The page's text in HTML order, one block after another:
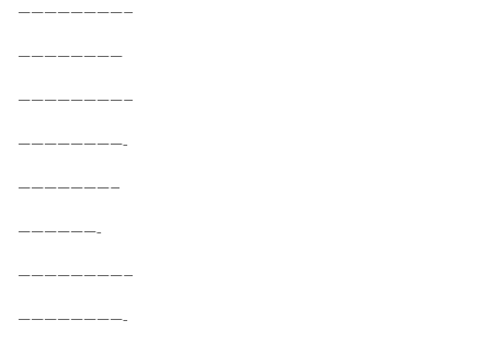
————————–
————————
————————–
————————-
———————–
——————-
————————–
————————-